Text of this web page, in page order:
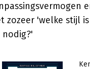
zozeer 'welke stijl
nodig?'